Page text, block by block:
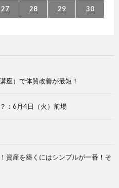
27 28 29
30
座）で体質改善が最短！
：6月4日（火）前場
資産を築くにはシンプルが一番！そ